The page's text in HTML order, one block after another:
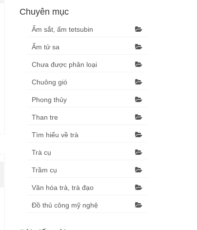
Chuyên mục
Ấm sắt, ấm tetsubin
Ấm tử sa
Chưa được phân loại
Chuông gió
Phong thủy
Than tre
Tìm hiểu về trà
Trà cụ
Trầm cụ
Văn hóa trà, trà đạo
Đồ thủ công mỹ nghệ